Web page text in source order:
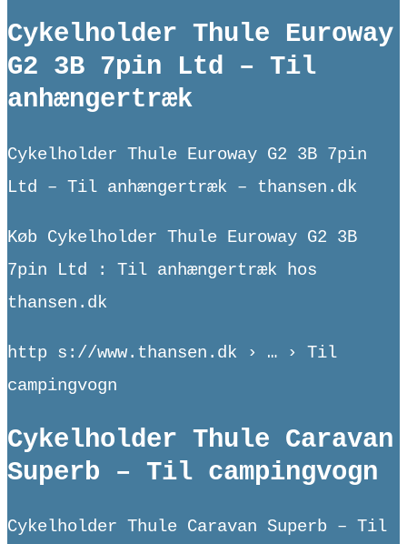
Cykelholder Thule Euroway
G2 3B 7pin Ltd – Til
anhængertræk
Cykelholder Thule Euroway G2 3B 7pin
Ltd – Til anhængertræk – thansen.dk
Køb Cykelholder Thule Euroway G2 3B
7pin Ltd : Til anhængertræk hos
thansen.dk
http s://www.thansen.dk › … › Til
campingvogn
Cykelholder Thule Caravan
Superb – Til campingvogn
Cykelholder Thule Caravan Superb – Til